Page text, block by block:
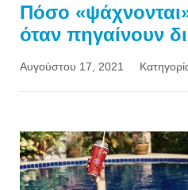
Πόσο
όταν πηγαίνουν
Αυγούστου 17, 2021